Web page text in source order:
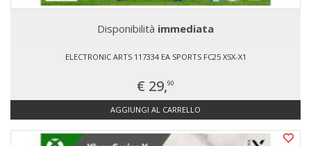
Disponibilità immediata
ELECTRONIC ARTS 117334 EA SPORTS FC25 XSX-X1
€ 29,90
AGGIUNGI AL CARRELLO